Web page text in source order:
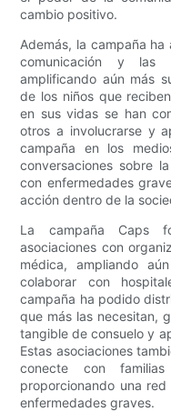
cambio positivo.
Además, la campaña
comunicación y las
amplificando aún más
de los niños que
en sus vidas se han
otros a involucrarse y
campaña en los
conversaciones sobre
con enfermedades
acción dentro de la
La campaña Caps
asociaciones con
médica, ampliando
colaborar con
campaña ha podido
que más las necesitan,
tangible de consuelo y
Estas asociaciones
conecte con
proporcionando una
enfermedades graves.